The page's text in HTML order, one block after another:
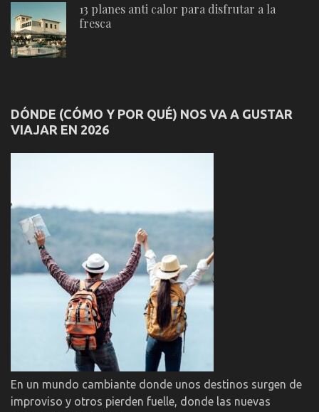
13 planes anti calor para disfrutar a la
fresca
DÓNDE (CÓMO Y POR QUÉ) NOS VA A GUSTAR
VIAJAR EN 2026
En un mundo cambiante donde unos destinos surgen de
improviso y otros pierden fuelle, donde las nuevas